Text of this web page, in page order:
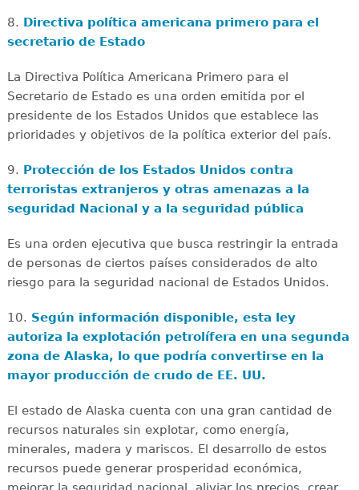
8. Directiva política americana primero para el
secretario de Estado
La Directiva Política Americana Primero para el
Secretario de Estado es una orden emitida por el
presidente de los Estados Unidos que establece las
prioridades y objetivos de la política exterior del país.
9. Protección de los Estados Unidos contra
terroristas extranjeros y otras amenazas a la
seguridad Nacional y a la seguridad pública
Es una orden ejecutiva que busca restringir la entrada
de personas de ciertos países considerados de alto
riesgo para la seguridad nacional de Estados Unidos.
10. Según información disponible, esta ley
autoriza la explotación petrolífera en una segunda
zona de Alaska, lo que podría convertirse en la
mayor producción de crudo de EE. UU.
El estado de Alaska cuenta con una gran cantidad de
recursos naturales sin explotar, como energía,
minerales, madera y mariscos. El desarrollo de estos
recursos puede generar prosperidad económica,